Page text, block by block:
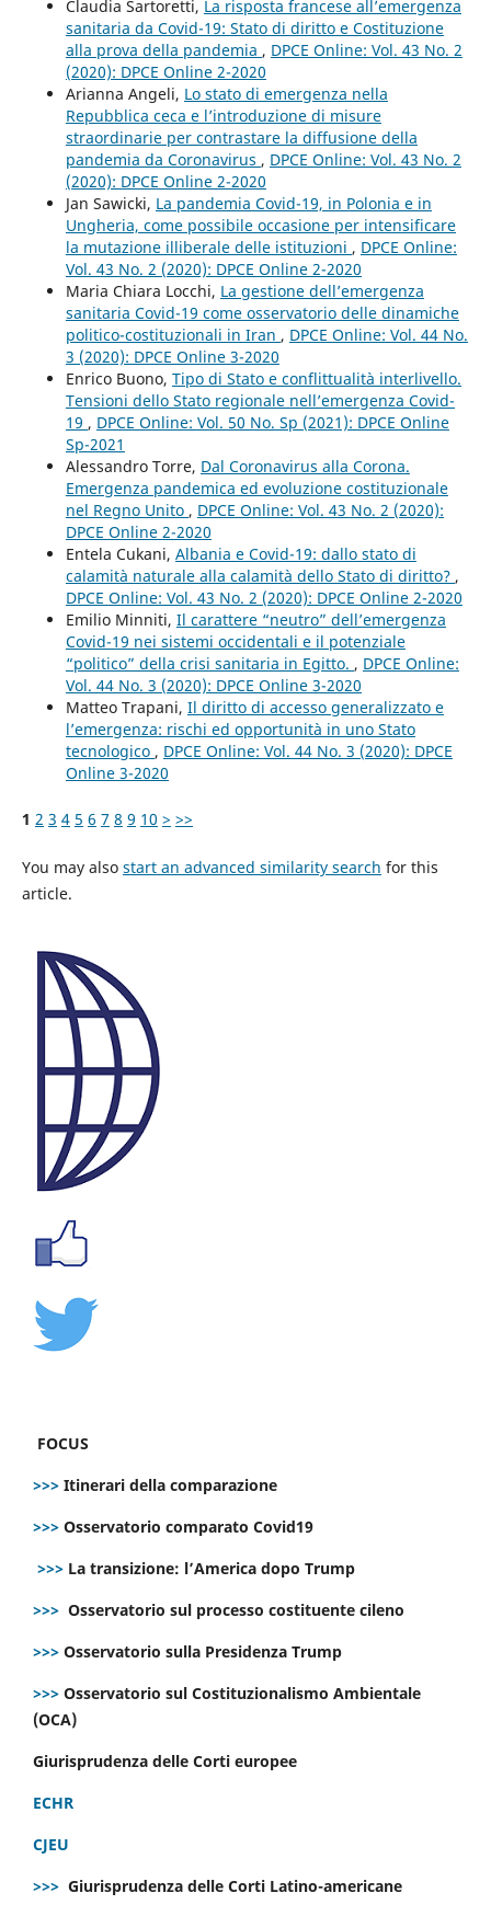
Claudia Sartoretti, La risposta francese all’emergenza
sanitaria da Covid-19: Stato di diritto e Costituzione
alla prova della pandemia , DPCE Online: Vol. 43 No. 2
(2020): DPCE Online 2-2020
Arianna Angeli, Lo stato di emergenza nella
Repubblica ceca e l’introduzione di misure
straordinarie per contrastare la diffusione della
pandemia da Coronavirus , DPCE Online: Vol. 43 No. 2
(2020): DPCE Online 2-2020
Jan Sawicki, La pandemia Covid-19, in Polonia e in
Ungheria, come possibile occasione per intensificare
la mutazione illiberale delle istituzioni , DPCE Online:
Vol. 43 No. 2 (2020): DPCE Online 2-2020
Maria Chiara Locchi, La gestione dell’emergenza
sanitaria Covid-19 come osservatorio delle dinamiche
politico-costituzionali in Iran , DPCE Online: Vol. 44 No.
3 (2020): DPCE Online 3-2020
Enrico Buono, Tipo di Stato e conflittualità interlivello.
Tensioni dello Stato regionale nell’emergenza Covid-
19 , DPCE Online: Vol. 50 No. Sp (2021): DPCE Online
Sp-2021
Alessandro Torre, Dal Coronavirus alla Corona.
Emergenza pandemica ed evoluzione costituzionale
nel Regno Unito , DPCE Online: Vol. 43 No. 2 (2020):
DPCE Online 2-2020
Entela Cukani, Albania e Covid-19: dallo stato di
calamità naturale alla calamità dello Stato di diritto? ,
DPCE Online: Vol. 43 No. 2 (2020): DPCE Online 2-2020
Emilio Minniti, Il carattere “neutro” dell’emergenza
Covid-19 nei sistemi occidentali e il potenziale
“politico” della crisi sanitaria in Egitto. , DPCE Online:
Vol. 44 No. 3 (2020): DPCE Online 3-2020
Matteo Trapani, Il diritto di accesso generalizzato e
l’emergenza: rischi ed opportunità in uno Stato
tecnologico , DPCE Online: Vol. 44 No. 3 (2020): DPCE
Online 3-2020
1 2 3 4 5 6 7 8 9 10 > >>
You may also start an advanced similarity search for this
article.
FOCUS
>>> Itinerari della comparazione
>>> Osservatorio comparato Covid19
>>> La transizione: l’America dopo Trump
>>> Osservatorio sul processo costituente cileno
>>> Osservatorio sulla Presidenza Trump
>>> Osservatorio sul Costituzionalismo Ambientale
(OCA)
Giurisprudenza delle Corti europee
ECHR
CJEU
>>> Giurisprudenza delle Corti Latino-americane